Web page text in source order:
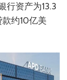
行资产为13.3
约10亿美